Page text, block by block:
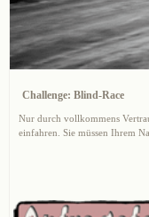
Challenge: Blind-Race
Nur durch vollkommens
einfahren. Sie müssen Ihrem